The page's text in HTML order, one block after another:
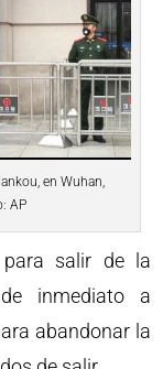
en Wuhan,
AP
salir de la
inmediato a
abandonar la